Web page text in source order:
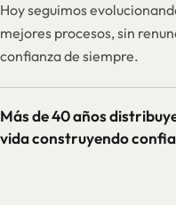
Hoy seguimos
mejores procesos, sin
confianza de siempre.
Más de 40 años
vida construyendo